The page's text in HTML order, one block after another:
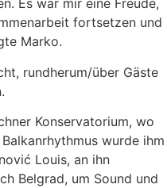
Es war mir eine Freude,
fortsetzen und
Marko.
rundherum/über Gäste
Konservatorium, wo
wurde ihm
Louis, an ihn
Belgrad, um Sound und